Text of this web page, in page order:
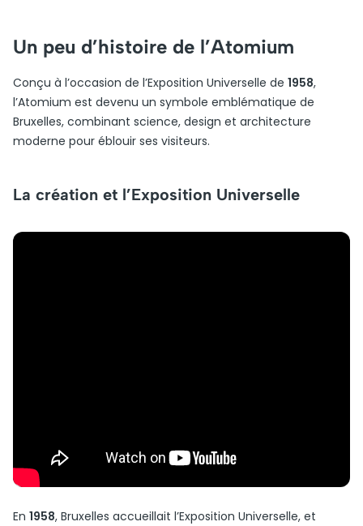
Un peu d’histoire de l’Atomium
Conçu à l’occasion de l’Exposition Universelle de 1958,
l’Atomium est devenu un symbole emblématique de
Bruxelles, combinant science, design et architecture
moderne pour éblouir ses visiteurs.
La création et l’Exposition Universelle
En 1958, Bruxelles accueillait l’Exposition Universelle, et